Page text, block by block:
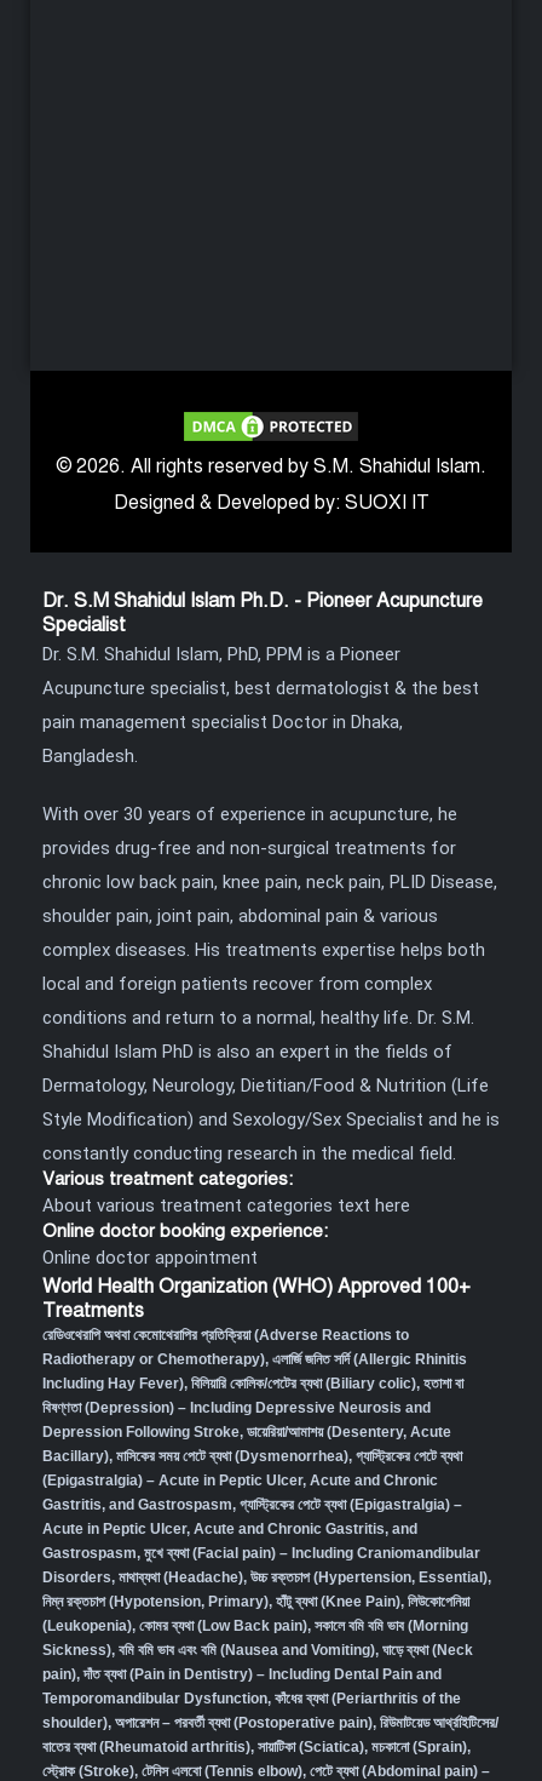
© 2026. All rights reserved by S.M. Shahidul Islam.
Designed & Developed by: SUOXI IT
Dr. S.M Shahidul Islam Ph.D. - Pioneer Acupuncture
Specialist
Dr. S.M. Shahidul Islam, PhD, PPM is a Pioneer
Acupuncture specialist, best dermatologist & the best
pain management specialist Doctor in Dhaka,
Bangladesh.
With over 30 years of experience in acupuncture, he
provides drug-free and non-surgical treatments for
chronic low back pain, knee pain, neck pain, PLID Disease,
shoulder pain, joint pain, abdominal pain & various
complex diseases. His treatments expertise helps both
local and foreign patients recover from complex
conditions and return to a normal, healthy life. Dr. S.M.
Shahidul Islam PhD is also an expert in the fields of
Dermatology, Neurology, Dietitian/Food & Nutrition (Life
Style Modification) and Sexology/Sex Specialist and he is
constantly conducting research in the medical field.
Various treatment categories:
About various treatment categories text here
Online doctor booking experience:
Online doctor appointment
World Health Organization (WHO) Approved 100+
Treatments
রেডিওথেরাপি অথবা কেমোথেরাপির প্রতিক্রিয়া (Adverse Reactions to
Radiotherapy or Chemotherapy), এলার্জি জনিত সর্দি (Allergic Rhinitis
Including Hay Fever), বিলিয়ারি কোলিক/পেটের ব্যথা (Biliary colic), হতাশা বা
বিষণ্ণতা (Depression) – Including Depressive Neurosis and
Depression Following Stroke, ডায়েরিয়া/আমাশয় (Desentery, Acute
Bacillary), মাসিকের সময় পেটে ব্যথা (Dysmenorrhea), গ্যাস্ট্রিকের পেটে ব্যথা
(Epigastralgia) – Acute in Peptic Ulcer, Acute and Chronic
Gastritis, and Gastrospasm, গ্যাস্ট্রিকের পেটে ব্যথা (Epigastralgia) –
Acute in Peptic Ulcer, Acute and Chronic Gastritis, and
Gastrospasm, মুখে ব্যথা (Facial pain) – Including Craniomandibular
Disorders, মাথাব্যথা (Headache), উচ্চ রক্তচাপ (Hypertension, Essential),
নিম্ন রক্তচাপ (Hypotension, Primary), হাঁটু ব্যথা (Knee Pain), লিউকোপেনিয়া
(Leukopenia), কোমর ব্যথা (Low Back pain), সকালে বমি বমি ভাব (Morning
Sickness), বমি বমি ভাব এবং বমি (Nausea and Vomiting), ঘাড়ে ব্যথা (Neck
pain),দাঁত ব্যথা (Pain in Dentistry) – Including Dental Pain and
Temporomandibular Dysfunction, কাঁধের ব্যথা (Periarthritis of the
shoulder), অপারেশন – পরবর্তী ব্যথা (Postoperative pain), রিউমাটয়েড আর্থ্রাইটিসের/
বাতের ব্যথা (Rheumatoid arthritis), সায়াটিকা (Sciatica), মচকানো (Sprain),
স্ট্রোক (Stroke), টেনিস এলবো (Tennis elbow), পেটে ব্যথা (Abdominal pain) –